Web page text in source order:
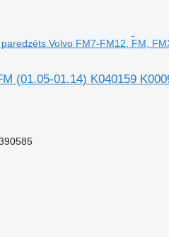
Volvo FM7-FM12, FM,
(01.05-01.14) K040159